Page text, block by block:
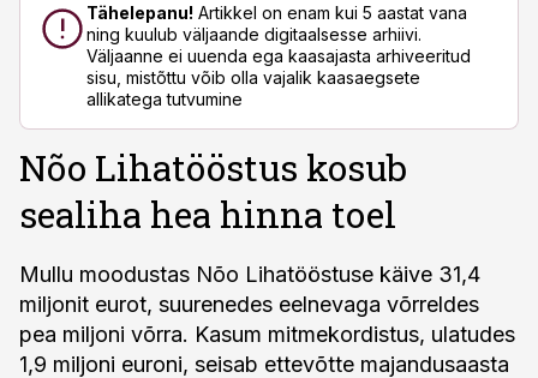
Tähelepanu! Artikkel on enam kui 5 aastat vana
ning kuulub väljaande digitaalsesse arhiivi.
Väljaanne ei uuenda ega kaasajasta arhiveeritud
sisu, mistõttu võib olla vajalik kaasaegsete
allikatega tutvumine
Nõo Lihatööstus kosub
sealiha hea hinna toel
Mullu moodustas Nõo Lihatööstuse käive 31,4
miljonit eurot, suurenedes eelnevaga võrreldes
pea miljoni võrra. Kasum mitmekordistus, ulatudes
1,9 miljoni euroni, seisab ettevõtte majandusaasta